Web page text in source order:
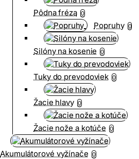
Pôdna fréza 0
Popruhy 0
Silóny na kosenie 0
Tuky do prevodoviek 0
Žacie hlavy 0
Žacie nože a kotúče 0
Akumulátorové vyžínače 0